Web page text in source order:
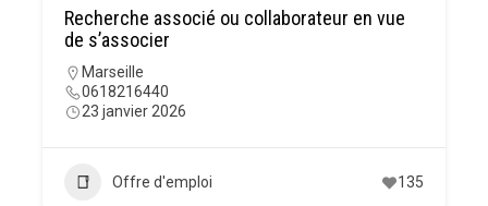
Recherche associé ou collaborateur en vue
de s’associer
Marseille
0618216440
23 janvier 2026
Offre d'emploi 135